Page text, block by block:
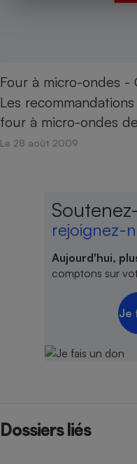
Four à micro-ondes -
Les
four à micro-ondes
Le 28 août 2009
rejoignez-
Aujourd'hui,
comptons sur
Je
Dossiers liés